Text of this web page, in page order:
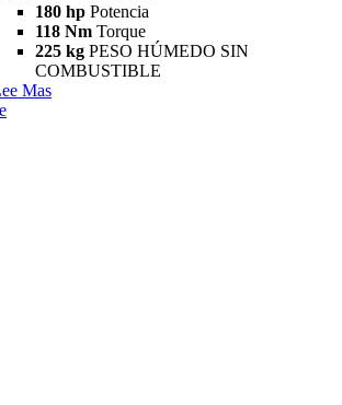
180 hp Potencia
118 Nm Torque
225 kg PESO HÚMEDO SIN
COMBUSTIBLE
Mas